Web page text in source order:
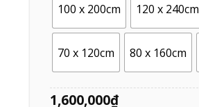
100 x 200cm 120 x 240cm
70 x 120cm 80 x 160cm
1,600,000₫